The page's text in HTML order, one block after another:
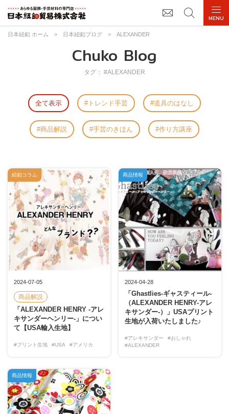
日本紐釦 ホーム > 日本紐釦ブログ > ALEXANDER
Chuko Blog
タグ： #ALEXANDER
全て表示 トレンド手芸 道具のはなし
商品解説 手芸のきほん 作り方講座
2024-07-05
商品解説
「ALEXANDER HENRY -アレ
キサンダーヘンリー-」につい
て【USA輸入生地】
#プリント生地 #USA #アメリカ
紐釦コラム
2024-04-28
「Ghastlies-ギャスティール-
（ALEXANDER HENRY-アレ
キサンダー-）」USAプリント
生地が入荷いたしました♪
#アレキサンダー
#おしゃれ
#ALEXANDER
商品情報
商品情報